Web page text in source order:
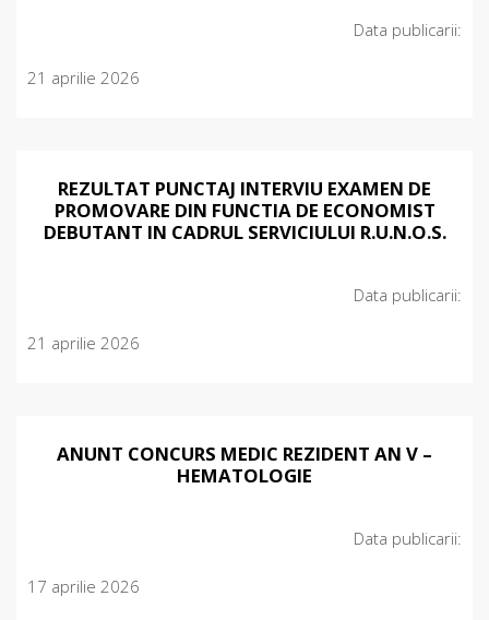
Data publicarii:
21 aprilie 2026
REZULTAT PUNCTAJ INTERVIU EXAMEN DE
PROMOVARE DIN FUNCTIA DE ECONOMIST
DEBUTANT IN CADRUL SERVICIULUI R.U.N.O.S.
Data publicarii:
21 aprilie 2026
ANUNT CONCURS MEDIC REZIDENT AN V –
HEMATOLOGIE
Data publicarii:
17 aprilie 2026